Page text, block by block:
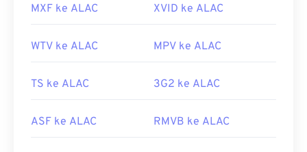
MXF ke ALAC XVID ke ALAC
WTV ke ALAC MPV ke ALAC
TS ke ALAC 3G2 ke ALAC
ASF ke ALAC RMVB ke ALAC